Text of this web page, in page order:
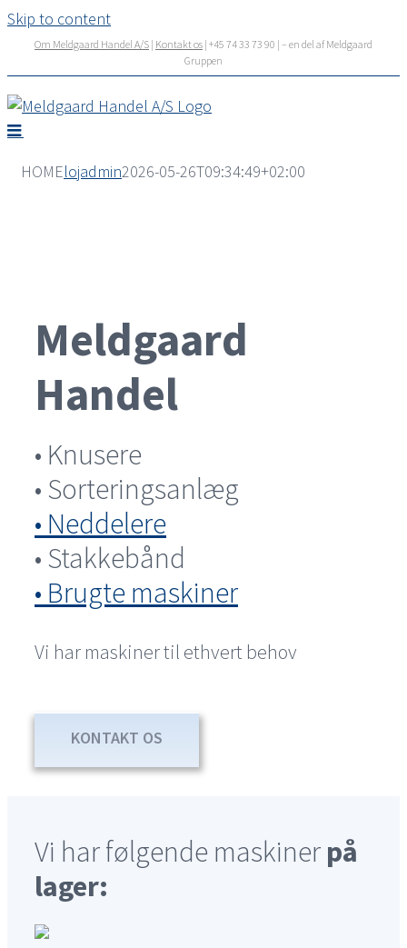
Skip to content
Om Meldgaard Handel A/S | Kontakt os | +45 74 33 73 90 | – en del af Meldgaard
Gruppen
HOMElojadmin2026-05-26T09:34:49+02:00
Meldgaard
Handel
• Knusere
• Sorteringsanlæg
• Neddelere
• Stakkebånd
• Brugte maskiner
Vi har maskiner til ethvert behov
KONTAKT OS
Vi har følgende maskiner på
lager: